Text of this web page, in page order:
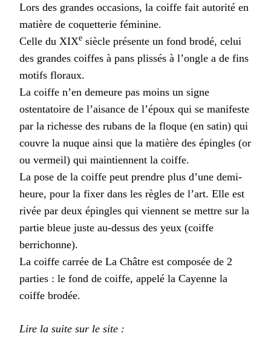
Lors des grandes occasions, la coiffe fait autorité en
matière de coquetterie féminine.
Celle du XIXe siècle présente un fond brodé, celui
des grandes coiffes à pans plissés à l’ongle a de fins
motifs floraux.
La coiffe n’en demeure pas moins un signe
ostentatoire de l’aisance de l’époux qui se manifeste
par la richesse des rubans de la floque (en satin) qui
couvre la nuque ainsi que la matière des épingles (or
ou vermeil) qui maintiennent la coiffe.
La pose de la coiffe peut prendre plus d’une demi-
heure, pour la fixer dans les règles de l’art. Elle est
rivée par deux épingles qui viennent se mettre sur la
partie bleue juste au-dessus des yeux (coiffe
berrichonne).
La coiffe carrée de La Châtre est composée de 2
parties : le fond de coiffe, appelé la Cayenne la
coiffe brodée.
Lire la suite sur le site :